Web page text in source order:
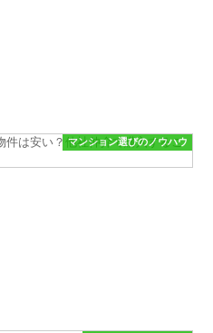
マンション選びのノウハウ